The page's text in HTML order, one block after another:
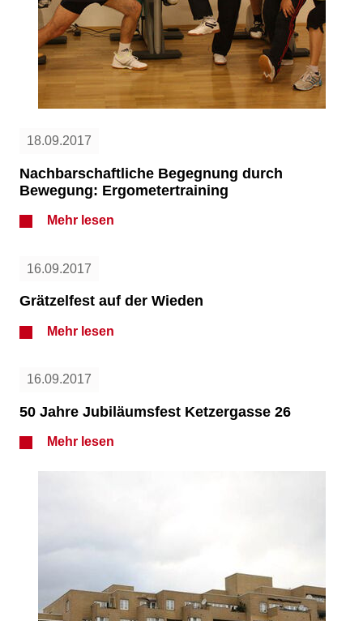
18.09.2017
Nachbarschaftliche Begegnung durch
Bewegung: Ergometertraining
Mehr lesen
16.09.2017
Grätzelfest auf der Wieden
Mehr lesen
16.09.2017
50 Jahre Jubiläumsfest Ketzergasse 26
Mehr lesen